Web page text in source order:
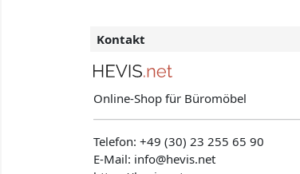
Kontakt
Online-Shop für Büromöbel
Telefon:+49 (30) 23 255 65 90
E-Mail: info@hevis.net